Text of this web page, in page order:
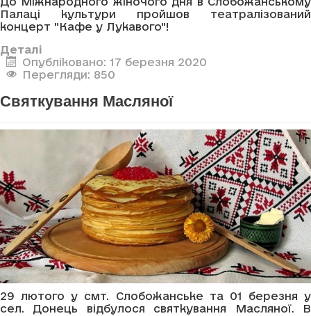
Палаці культури пройшов театралізований
концерт "Кафе у Лукавого"!
Деталі
Опубліковано: 17 березня 2020
Перегляди: 850
Святкування Масляної
29 лютого у смт. Слобожанське та 01 березня у
сел. Донець відбулося святкування Масляної. В